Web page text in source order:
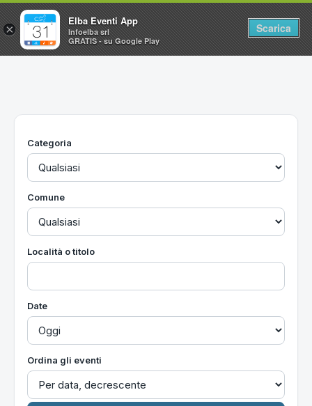
Home
Utilità
Categoria
Comune
Località o titolo
Date
Ordina gli eventi
×
Elba Eventi App
Infoelba srl
GRATIS - su Google Play
Scarica